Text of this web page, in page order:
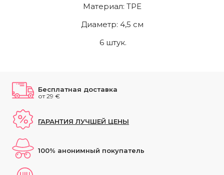
Mатериал: TPE
Диаметр: 4,5 cм
6 штук.
Бесплатная доставка
от 29 €
ГАРАНТИЯ ЛУЧШЕЙ ЦЕНЫ
100% анонимный покупатель